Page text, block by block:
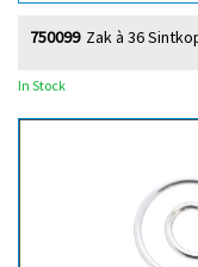
Zak à 36
750099
In Stock